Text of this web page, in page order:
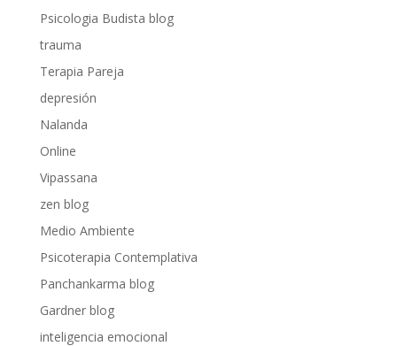
Psicologia Budista blog
trauma
Terapia Pareja
depresión
Nalanda
Online
Vipassana
zen blog
Medio Ambiente
Psicoterapia Contemplativa
Panchankarma blog
Gardner blog
inteligencia emocional